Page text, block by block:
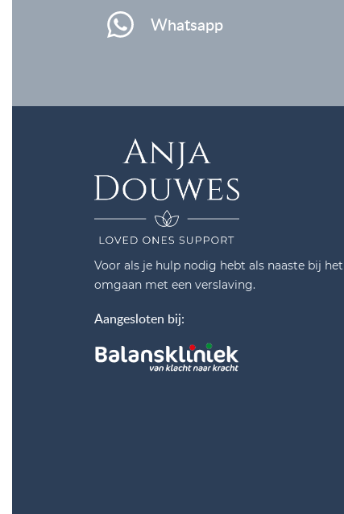
Whatsapp
Voor als je hulp nodig hebt als naaste bij het
omgaan met een verslaving.
Aangesloten bij: